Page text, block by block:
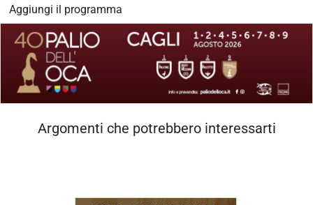
Aggiungi il programma
Argomenti che potrebbero interessarti